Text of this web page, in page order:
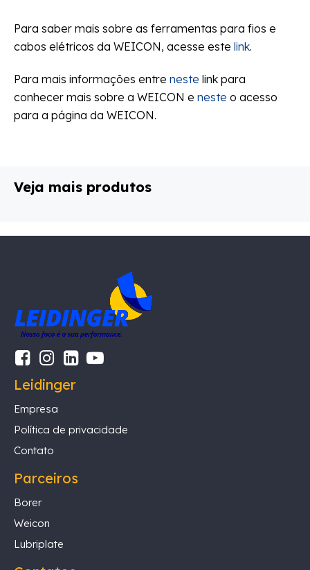
Para saber mais sobre as ferramentas para fios e
cabos elétricos da WEICON, acesse este link.
Para mais informações entre neste link para
conhecer mais sobre a WEICON e neste o acesso
para a página da WEICON.
Veja mais produtos
Leidinger
Empresa
Política de privacidade
Contato
Parceiros
Borer
Weicon
Lubriplate